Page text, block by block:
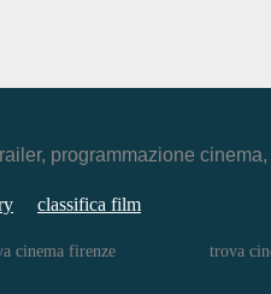
programmazione
classifica film
cinema firenze trova